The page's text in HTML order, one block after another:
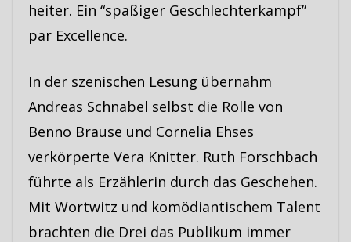
heiter. Ein “spaßiger Geschlechterkampf”
par Excellence.
In der szenischen Lesung übernahm
Andreas Schnabel selbst die Rolle von
Benno Brause und Cornelia Ehses
verkörperte Vera Knitter. Ruth Forschbach
führte als Erzählerin durch das Geschehen.
Mit Wortwitz und komödiantischem Talent
brachten die Drei das Publikum immer